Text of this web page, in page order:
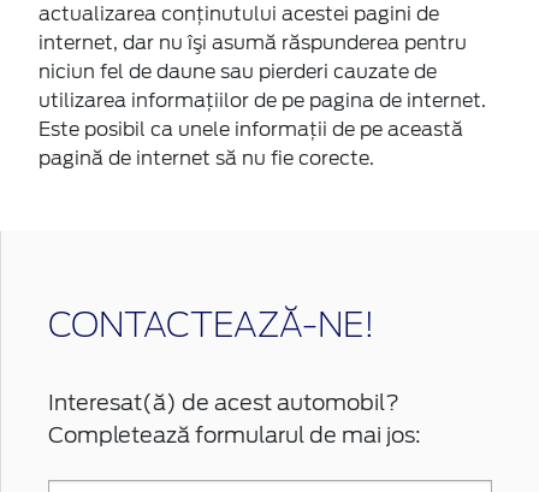
actualizarea conţinutului acestei pagini de
internet, dar nu îşi asumă răspunderea pentru
niciun fel de daune sau pierderi cauzate de
utilizarea informaţiilor de pe pagina de internet.
Este posibil ca unele informaţii de pe această
pagină de internet să nu fie corecte.
CONTACTEAZĂ-NE!
Interesat(ă) de acest automobil?
Completează formularul de mai jos: